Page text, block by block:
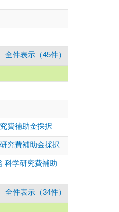
全件表示（45件）
費補助金採択
究費補助金採択
科学研究費補助
全件表示（34件）